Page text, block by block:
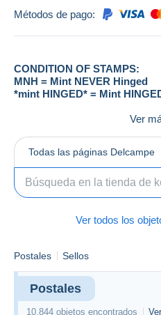
Métodos de pago:
CONDITION OF STAMPS:
MNH = Mint NEVER Hinged
*mint HINGED* = Mint
Stamp sets is FULLY SET
Series has been checked from
ITEMS SHIPPING COSTS:
IF YOUR ORDER HAVE
STARTING WITH TH-) I FIX
NORMAL LETTER
EUROPE:
-one postcard or small size
number starting TH-)
Ver
Todas las páginas Delcampe
Ver todos los
Postales Sellos
Postales
10.844 objetos encontrados